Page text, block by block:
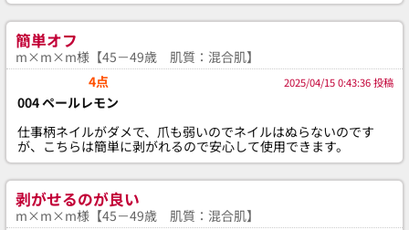
簡単オフ
m×m×m様【45－49歳 肌質：混合肌】
4点
2025/04/15 0:43:36 投稿
004 ペールレモン
仕事柄ネイルがダメで、爪も弱いのでネイルはぬらないのです
が、こちらは簡単に剥がれるので安心して使用できます。
剥がせるのが良い
m×m×m様【45－49歳 肌質：混合肌】